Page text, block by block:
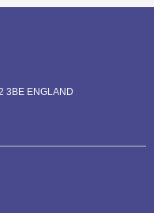
3BE ENGLAND